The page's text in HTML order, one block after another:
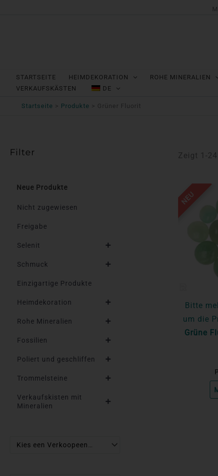
STARTSEITE HEIMDEKORATION ROHE MINERALIEN
VERKAUFSKÄSTEN
DE
Startseite Produkte Grüner Fluorit
Filter
Neue Produkte
Nicht zugewiesen
Freigabe
Selenit
Schmuck
Einzigartige Produkte
Heimdekoration
Rohe Mineralien
Fossilien
Poliert und geschliffen
Trommelsteine
Verkaufskisten mit
Mineralien
Kies een Verkoopeenheid
Zeigt 1-
NEU
Bitte
um die
Grüne